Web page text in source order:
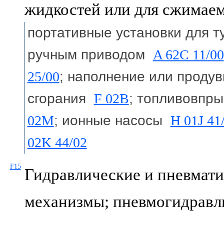
жидкостей или для
портативные установки для
ручным приводом A 62C 11/00
25/00; наполнение или
сгорания F 02B;
02M; ионные насосы H 01J
02K 44/02
F15 Гидравлические и
механизмы;